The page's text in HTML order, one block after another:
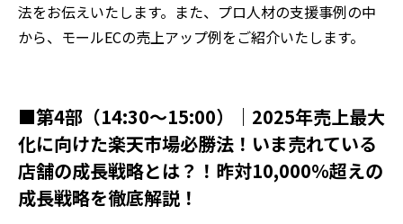
法をお伝えいたします。また、プロ人材の支援事例の中
から、モールECの売上アップ例をご紹介いたします。
■第4部（14:30～15:00）｜ 2025年売上最大
化に向けた楽天市場必勝法！いま売れている
店舗の成長戦略とは？！昨対10,000％超えの
成長戦略を徹底解説！